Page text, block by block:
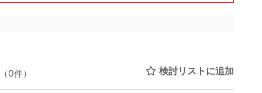
0件） 検討リストに追加